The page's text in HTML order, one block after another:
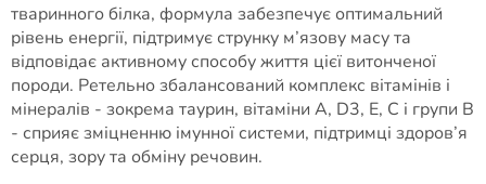
тваринного білка, формула забезпечує оптимальний
рівень енергії, підтримує струнку м’язову масу та
відповідає активному способу життя цієї витонченої
породи. Ретельно збалансований комплекс вітамінів і
мінералів - зокрема таурин, вітаміни A, D3, E, C і групи B
- сприяє зміцненню імунної системи, підтримці здоров’я
серця, зору та обміну речовин.